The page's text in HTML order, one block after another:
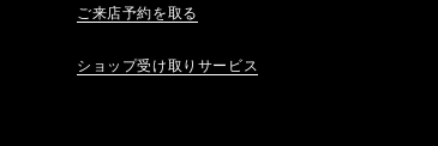
ご来店予約を取る
ショップ受け取りサービス